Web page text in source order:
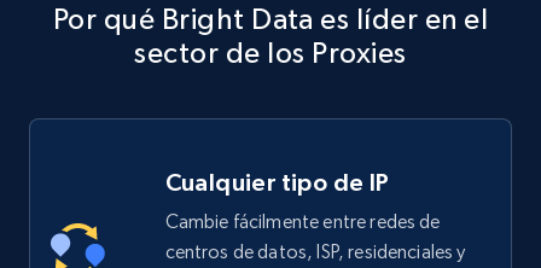
Por qué Bright Data es líder en el
sector de los Proxies
Cualquier tipo de IP
Cambie fácilmente entre redes de
centros de datos, ISP, residenciales y